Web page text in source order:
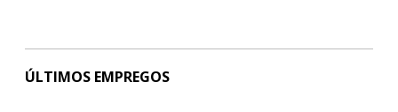
ÚLTIMOS EMPREGOS